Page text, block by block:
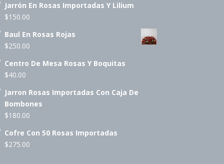
Jarrón En Rosas Importadas Y Lilium
$150.00
Baul En Rosas Rojas
$250.00
Centro De Mesa Rosas Y Boquitas
$40.00
Jarron Rosas Importadas Con Caja De
Bombones
$180.00
Cofre Con 50 Rosas Importadas
$275.00